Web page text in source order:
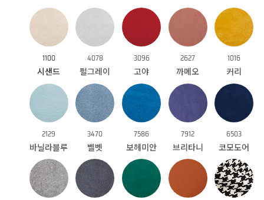
1100
시샌드
4078
펄그레이
3096
고야
2627
까메오
1016
커리
2129
바닐라블루
3470
벨벳
7586
보헤미안
7912
브리타니
6503
코모도어